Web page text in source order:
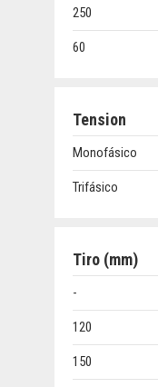
250
60
Tension
Monofásico
Trifásico
Tiro (mm)
-
120
150